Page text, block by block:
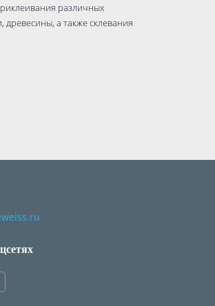
различных
а также склевания